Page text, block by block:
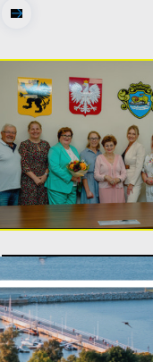
15 - 07 - 2025
Zakończenie II
Rady Seniorów